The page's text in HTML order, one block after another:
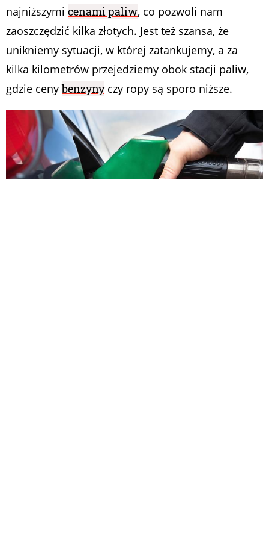
najniższymi cenami paliw, co pozwoli nam
zaoszczędzić kilka złotych. Jest też szansa, że
unikniemy sytuacji, w której zatankujemy, a za
kilka kilometrów przejedziemy obok stacji paliw,
gdzie cenybenzynyczy ropy są sporo niższe.